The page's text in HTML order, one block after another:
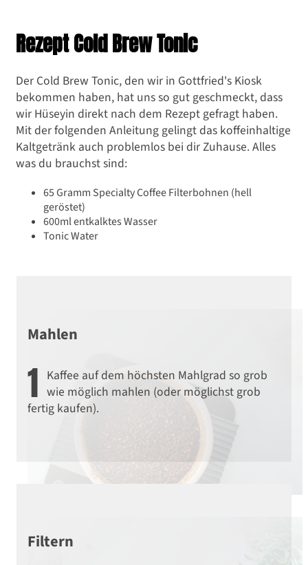
Rezept Cold Brew Tonic
Der Cold Brew Tonic, den wir in Gottfried's Kiosk
bekommen haben, hat uns so gut geschmeckt, dass
wir Hüseyin direkt nach dem Rezept gefragt haben.
Mit der folgenden Anleitung gelingt das koffeinhaltige
Kaltgetränk auch problemlos bei dir Zuhause. Alles
was du brauchst sind:
65 Gramm Specialty Coffee Filterbohnen (hell
geröstet)
600ml entkalktes Wasser
Tonic Water
Mahlen
1 Kaffee auf dem höchsten Mahlgrad so grob
wie möglich mahlen (oder möglichst grob
fertig kaufen).
Filtern